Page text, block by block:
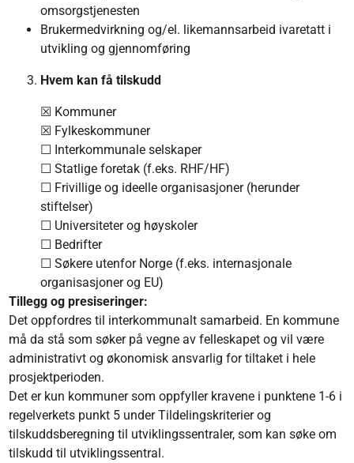
omsorgstjenesten
Brukermedvirkning og/el. likemannsarbeid ivaretatt i
utvikling og gjennomføring
Hvem kan få tilskudd
☒ Kommuner
☒ Fylkeskommuner
☐ Interkommunale selskaper
☐ Statlige foretak (f.eks. RHF/HF)
☐ Frivillige og ideelle organisasjoner (herunder
stiftelser)
☐ Universiteter og høyskoler
☐ Bedrifter
☐ Søkere utenfor Norge (f.eks. internasjonale
organisasjoner og EU)
Tillegg og presiseringer:
Det oppfordres til interkommunalt samarbeid. En kommune
må da stå som søker på vegne av felleskapet og vil være
administrativt og økonomisk ansvarlig for tiltaket i hele
prosjektperioden.
Det er kun kommuner som oppfyller kravene i punktene 1-6 i
regelverkets punkt 5 under Tildelingskriterier og
tilskuddsberegning til utviklingssentraler, som kan søke om
tilskudd til utviklingssentral.